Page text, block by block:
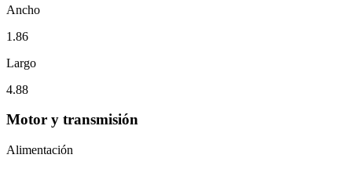
Ancho
1.86
Largo
4.88
Motor y transmisión
Alimentación